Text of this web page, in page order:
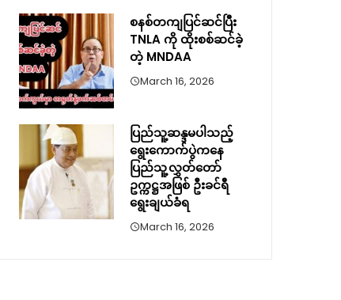
စနစ်တကျပြင်ဆင်ပြီး
TNLA ကို ထိုးစစ်ဆင်ခဲ့
တဲ့ MNDAA
March 16, 2026
ပြည်သူ့ဆန္ဒမပါသည့်
ရွေးကောက်ပွဲကနေ
ပြည်သူ့လွှတ်တော်
ဥက္ကဋ္ဌအဖြစ် ဦးခင်ရီ
ရွေးချယ်ခံရ
March 16, 2026